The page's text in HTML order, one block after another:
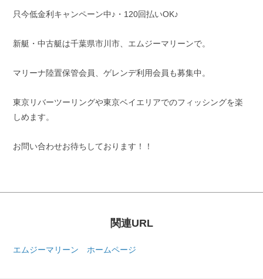
只今低金利キャンペーン中♪・120回払いOK♪
新艇・中古艇は千葉県市川市、エムジーマリーンで。
マリーナ陸置保管会員、ゲレンデ利用会員も募集中。
東京リバーツーリングや東京ベイエリアでのフィッシングを楽
しめます。
お問い合わせお待ちしております！！
関連URL
エムジーマリーン ホームページ